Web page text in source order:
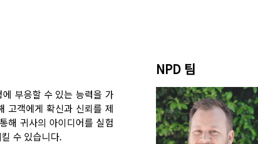
부응할 수 있는 능력을 가
고객에게 확신과 신뢰를 제
해 귀사의 아이디어를 실험
수 있습니다.
NPD 팀